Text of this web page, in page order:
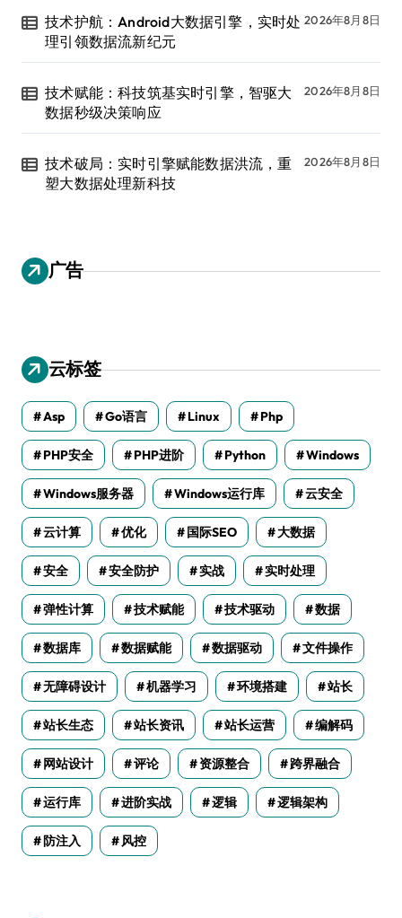
技术护航：Android大数据引擎，实时处
理引领数据流新纪元
2026年8月8日
技术赋能：科技筑基实时引擎，智驱大
数据秒级决策响应
2026年8月8日
技术破局：实时引擎赋能数据洪流，重
塑大数据处理新科技
2026年8月8日
广告
云标签
Asp Go语言 Linux Php
PHP安全 PHP进阶 Python Windows
Windows服务器 Windows运行库 云安全
云计算 优化 国际SEO 大数据
安全 安全防护 实战 实时处理
弹性计算 技术赋能 技术驱动 数据
数据库 数据赋能 数据驱动 文件操作
无障碍设计 机器学习 环境搭建 站长
站长生态 站长资讯 站长运营 编解码
网站设计 评论 资源整合 跨界融合
运行库 进阶实战 逻辑 逻辑架构
防注入 风控